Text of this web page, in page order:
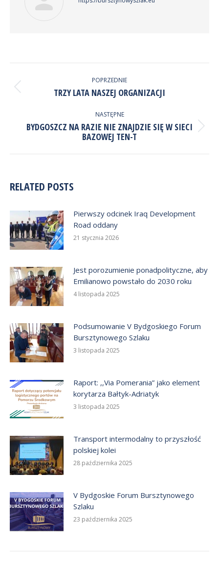
WPISÓW
POPRZEDNIE
Poprzedni
TRZY LATA NASZEJ ORGANIZACJI
NASTĘPNE
Następny
wpis:
BYDGOSZCZ NA RAZIE NIE ZNAJDZIE SIĘ W SIECI
BAZOWEJ TEN-T
RELATED POSTS
Pierwszy odcinek Iraq Development
Road oddany
21 stycznia 2026
Jest porozumienie ponadpolityczne, aby
Emilianowo powstało do 2030 roku
4 listopada 2025
Podsumowanie V Bydgoskiego Forum
Bursztynowego Szlaku
3 listopada 2025
Raport: ,,Via Pomerania” jako element
korytarza Bałtyk-Adriatyk
3 listopada 2025
Transport intermodalny to przyszłość
polskiej kolei
28 października 2025
V Bydgoskie Forum Bursztynowego
Szlaku
23 października 2025